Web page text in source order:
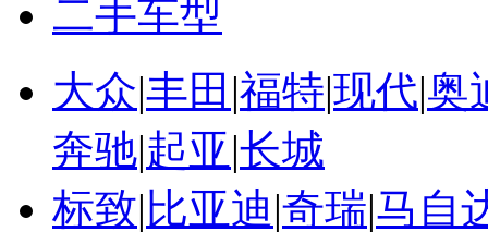
上海车展官网
上海自行车展
二手车型
大众|丰田 |福特|现代|奥
奔驰|起亚|长城
标致| 比亚迪|奇瑞|马自